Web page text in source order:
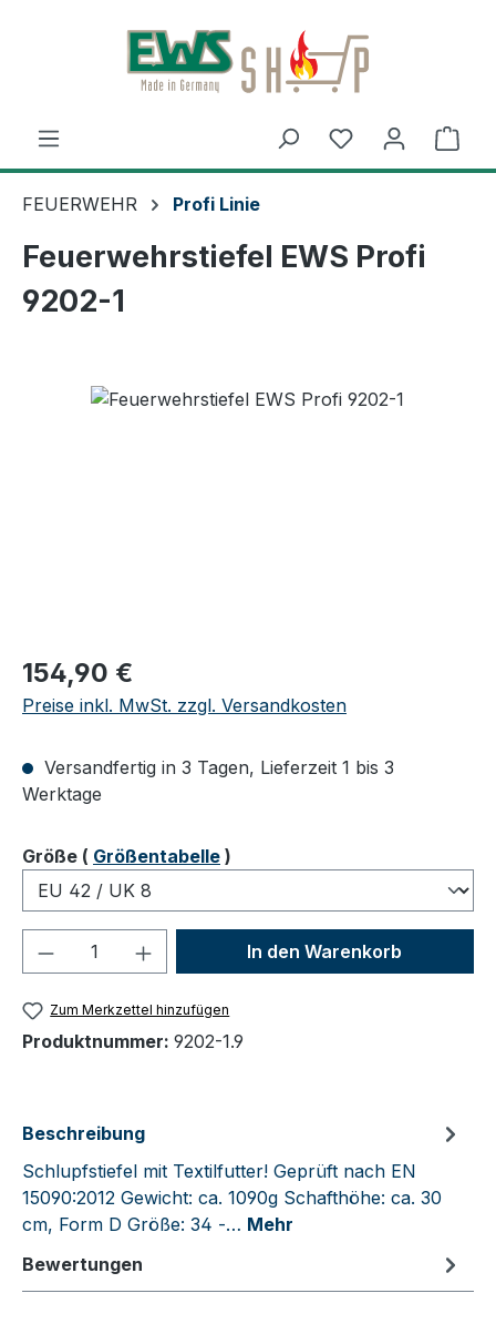
Zum Hauptinhalt springen
Du hast 0
FEUERWEHR Profi Linie
Feuerwehrstiefel EWS Profi
9202-1
Regulärer Preis:
154,90 €
Preise inkl. MwSt. zzgl. Versandkosten
Versandfertig in 3 Tagen, Lieferzeit 1 bis 3
Werktage
Größeauswählen
( Größentabelle )
Produkt Anzahl: Gib denIn den Warenkorb
Zum Merkzettel hinzufügen
Produktnummer: 9202-1.9
Beschreibung
Schlupfstiefel mit Textilfutter! Geprüft nach EN
15090:2012 Gewicht: ca. 1090g Schafthöhe: ca. 30
cm, Form D Größe: 34 -… Mehr
Bewertungen